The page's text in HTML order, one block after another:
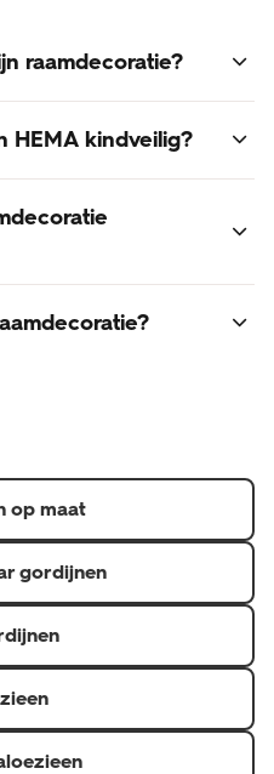
raamdecoratie?
een levertijd van 3 - 6
HEMA kindveilig?
voldoet aan de laatst
raamdecoratie is
is een op maat
klantenservice via 020
op materiaal- en
maken van gordijnen).
op maat
gordijnen